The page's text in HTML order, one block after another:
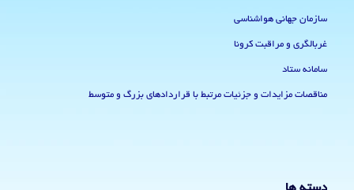
سازمان جهانی هواشناسی
غربالگری و مراقبت کرونا
سامانه ستاد
مناقصات مزایدات و جزئیات مرتبط با قراردادهای بزرگ و متوسط